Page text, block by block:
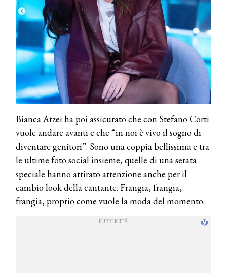
Bianca Atzei ha poi assicurato che con Stefano Corti
vuole andare avanti e che “in noi è vivo il sogno di
diventare genitori”. Sono una coppia bellissima e tra
le ultime foto social insieme, quelle di una serata
speciale hanno attirato attenzione anche per il
cambio look della cantante. Frangia, frangia,
frangia, proprio come vuole la moda del momento.